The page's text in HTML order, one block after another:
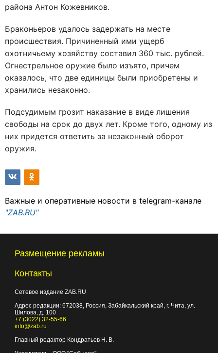
района Антон Кожевников.
Браконьеров удалось задержать на месте
происшествия. Причиненный ими ущерб
охотничьему хозяйству составил 360 тыс. рублей.
Огнестрельное оружие было изъято, причем
оказалось, что две единицы были приобретены и
хранились незаконно.
Подсудимым грозит наказание в виде лишения
свободы на срок до двух лет. Кроме того, одному из
них придется ответить за незаконный оборот
оружия.
Важные и оперативные новости в telegram-канале
"ZAB.RU"
Размещение рекламы
Контакты
Сетевое издание ZAB.RU
Адрес редакции: 672038, Россия, Забайкальский край, г. Чита, ул.
Шилова, д. 100
+7 (3022) 32-55-66
info@zab.ru
Главный редактор Кондратьев Н. В.